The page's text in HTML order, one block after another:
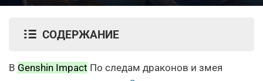
СОДЕРЖАНИЕ
В Genshin Impact По следам драконов и змея